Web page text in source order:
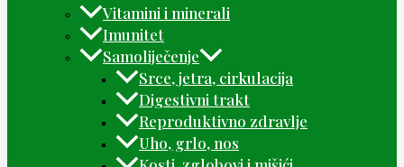
Vitamini i minerali
Imunitet
Samoliječenje
Srce, jetra, cirkulacija
Digestivni trakt
Reproduktivno zdravlje
Uho, grlo, nos